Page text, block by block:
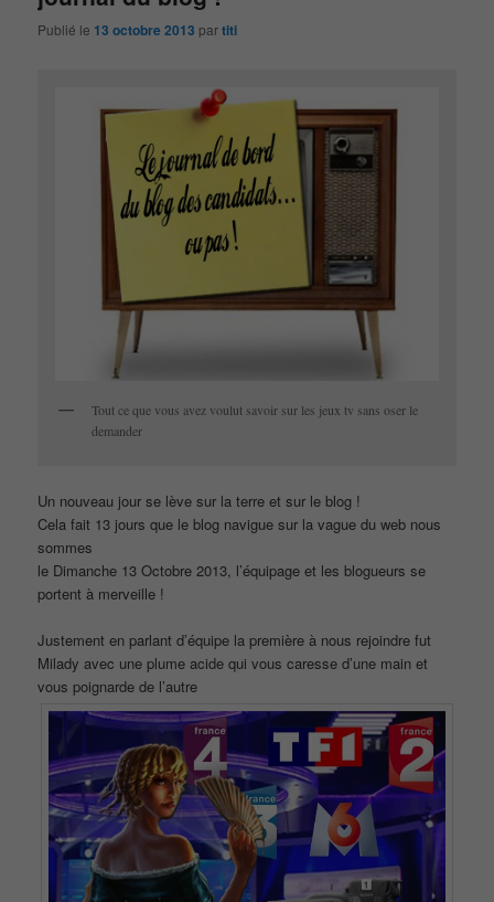
Publié le 13 octobre 2013 partiti
Tout ce que vous avez voulut savoir sur les jeux tv sans oser le
demander
Un nouveau jour se lève sur la terre et sur le blog !
Cela fait 13 jours que le blog navigue sur la vague du web nous
sommes
le Dimanche 13 Octobre 2013, l’équipage et les blogueurs se
portent à merveille !
Justement en parlant d’équipe la première à nous rejoindre fut
Milady avec une plume acide qui vous caresse d’une main et
vous poignarde de l’autre